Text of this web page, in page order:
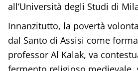
all’Università degli Studi di
Innanzitutto, la povertà
dal Santo di Assisi come
professor Al Kalak, va